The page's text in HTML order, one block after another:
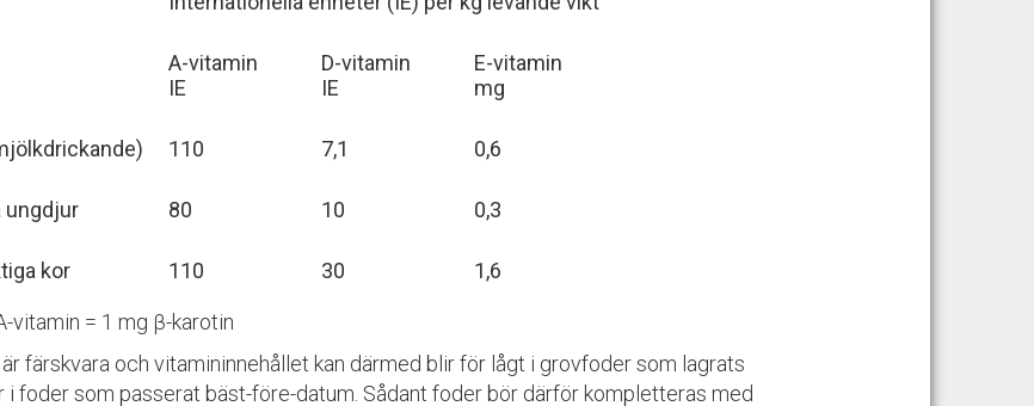
A-vitamin
IE
D-vitamin
IE
E-vitamin
mg
110 7,1 0,6
ungdjur 80 10 0,3
kor 110 30 1,6
vitamin = 1 mg β-karotin
färskvara och vitamininnehållet kan därmed blir för lågt i grovfoder som lagrats
i foder som passerat bäst-före-datum. Sådant foder bör därför kompletteras med